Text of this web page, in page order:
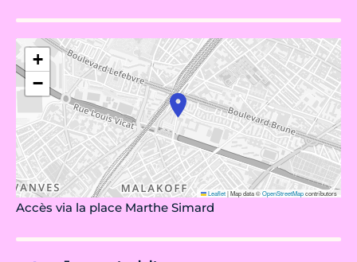
+
−
Leaflet|Map data ©OpenStreetMapcontributors
Accès via la place Marthe Simard